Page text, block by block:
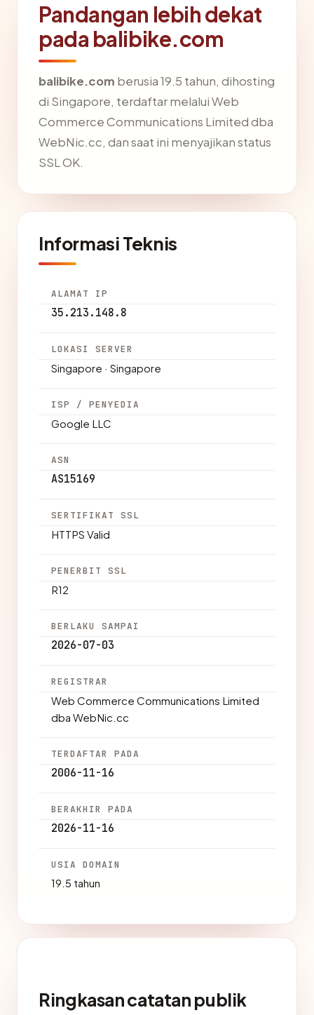
Pandangan lebih dekat
pada balibike.com
balibike.com berusia 19.5 tahun, dihosting
di Singapore, terdaftar melalui Web
Commerce Communications Limited dba
WebNic.cc, dan saat ini menyajikan status
SSL OK.
Informasi Teknis
ALAMAT IP
35.213.148.8
LOKASI SERVER
Singapore · Singapore
ISP / PENYEDIA
Google LLC
ASN
AS15169
SERTIFIKAT SSL
HTTPS Valid
PENERBIT SSL
R12
BERLAKU SAMPAI
2026-07-03
REGISTRAR
Web Commerce Communications Limited
dba WebNic.cc
TERDAFTAR PADA
2006-11-16
BERAKHIR PADA
2026-11-16
USIA DOMAIN
19.5 tahun
Ringkasan catatan publik